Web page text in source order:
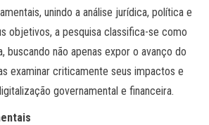
unindo a análise jurídica, política e
objetivos, a pesquisa classifica-se como
buscando não apenas expor o avanço do
examinar criticamente seus impactos e
governamental e financeira.